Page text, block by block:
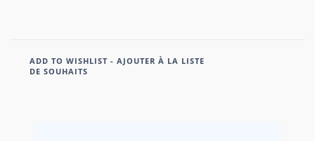
ADD TO WISHLIST - AJOUTER À LA LISTE
DE SOUHAITS